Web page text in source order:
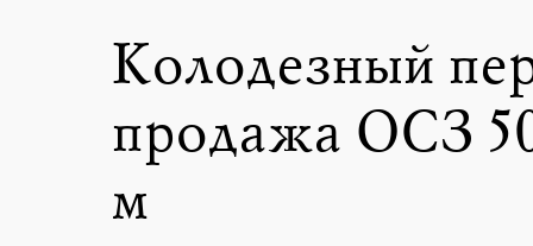
Колодезный
продажа ОСЗ
м